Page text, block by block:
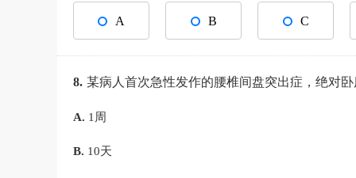
A B C
8. 某病人首次急性发作的腰椎间盘突出症，绝
A. 1周
B. 10天